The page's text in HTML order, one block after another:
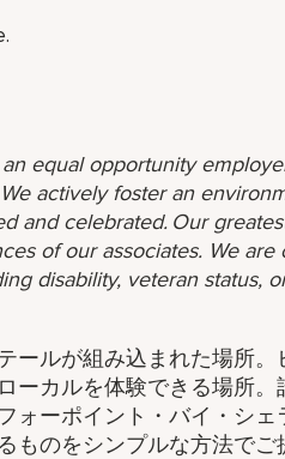
equal opportunity
actively foster an
and celebrated. Our
of our associates. We are
disability, veteran status,
ールが組み込まれた場所。
ーカルを体験できる場所。
ォーポイント・バイ・シェ
ものをシンプルな方法でご